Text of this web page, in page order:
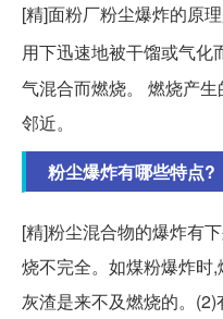
[精]面粉厂粉尘爆炸的原
用下迅速地被干馏或气化
气混合而燃烧。 燃烧产
邻近。
粉尘爆炸有哪些特点?
[精]粉尘混合物的爆炸有
烧不完全。如煤粉爆炸时
灰渣是来不及燃烧的。